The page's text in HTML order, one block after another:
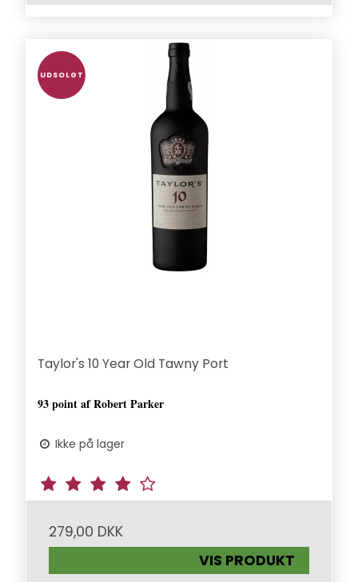
UDSOLGT
Taylor's 10 Year Old Tawny Port
93 point af Robert Parker
Ikke på lager
279,00 DKK
VIS PRODUKT